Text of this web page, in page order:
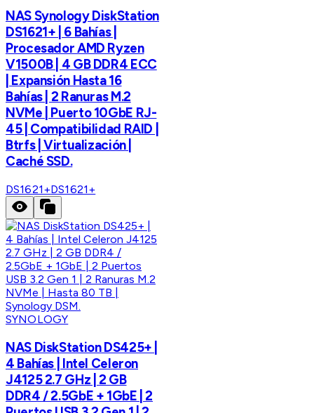
NAS Synology DiskStation
DS1621+ | 6 Bahías |
Procesador AMD Ryzen
V1500B | 4 GB DDR4 ECC
| Expansión Hasta 16
Bahías | 2 Ranuras M.2
NVMe | Puerto 10GbE RJ-
45 | Compatibilidad RAID |
Btrfs | Virtualización |
Caché SSD.
DS1621+DS1621+
SYNOLOGY
NAS DiskStation DS425+ |
4 Bahías | Intel Celeron
J4125 2.7 GHz | 2 GB
DDR4 / 2.5GbE + 1GbE | 2